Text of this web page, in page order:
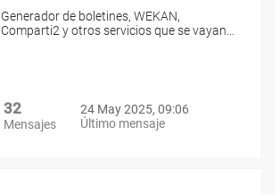
Generador de boletines, WEKAN,
Comparti2 y otros servicios que se vayan…
32
Mensajes
24 May 2025, 09:06
Último mensaje